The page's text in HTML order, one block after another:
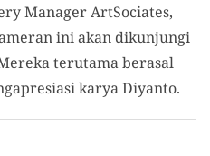
Manager ArtSociates,
ini akan dikunjungi
terutama berasal
karya Diyanto.